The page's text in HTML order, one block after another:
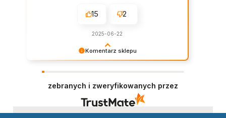
Komentarz sklepu
słowo od naszych klientów. Staramy się
codziennie spełniać oczekiwania kupujących.
Będzie nam miło gościć Cię ponownie!
15 2
2025-06-22
zebranych i zweryfikowanych przez